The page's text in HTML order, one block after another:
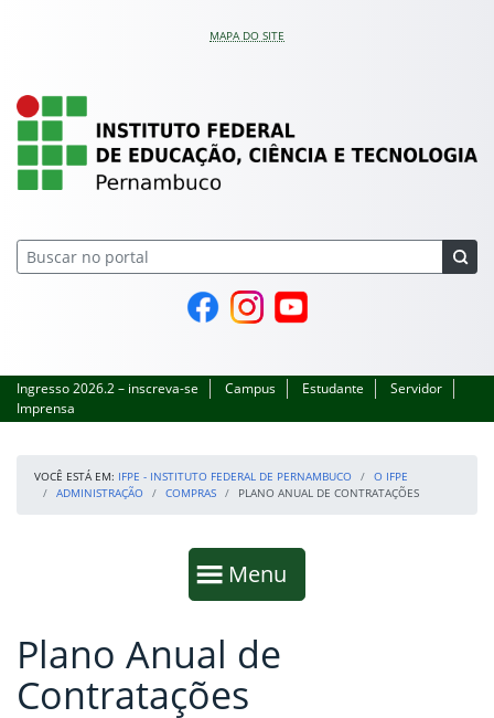
MAPA DO SITE
IFPE – Instituto
Página do Facebook
Perfil no Instagram
Canal no YouTube
Ingresso 2026.2 – inscreva-se Campus Estudante
Servidor
Imprensa
VOCÊ ESTÁ EM: IFPE - INSTITUTO FEDERAL DE PERNAMBUCO
O IFPE
ADMINISTRAÇÃO
COMPRAS PLANO ANUAL DE CONTRATAÇÕES
Mostrar
Menu
Fim da navegação
Início do conteúdo
Plano Anual de
Contratações